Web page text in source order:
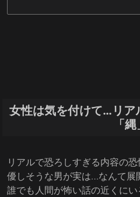
女性は気を付けて…リア
「縄
リアルで恐ろしすぎる内容の恐
優しそうな男が実は…なんて展
誰でも人間が怖い話の近くにい